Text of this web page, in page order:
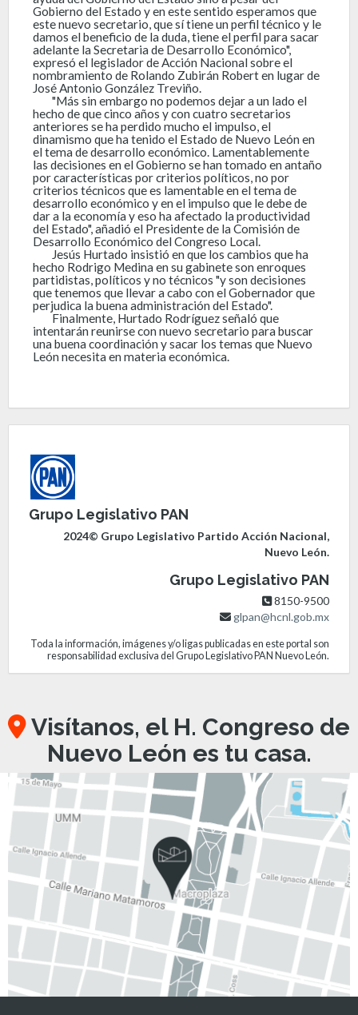
Gobierno del Estado y en este sentido esperamos que
este nuevo secretario, que sí tiene un perfil técnico y le
damos el beneficio de la duda, tiene el perfil para sacar
adelante la Secretaria de Desarrollo Económico",
expresó el legislador de Acción Nacional sobre el
nombramiento de Rolando Zubirán Robert en lugar de
José Antonio González Treviño.
"Más sin embargo no podemos dejar a un lado el
hecho de que cinco años y con cuatro secretarios
anteriores se ha perdido mucho el impulso, el
dinamismo que ha tenido el Estado de Nuevo León en
el tema de desarrollo económico. Lamentablemente
las decisiones en el Gobierno se han tomado en antaño
por características por criterios políticos, no por
criterios técnicos que es lamentable en el tema de
desarrollo económico y en el impulso que le debe de
dar a la economía y eso ha afectado la productividad
del Estado", añadió el Presidente de la Comisión de
Desarrollo Económico del Congreso Local.
Jesús Hurtado insistió en que los cambios que ha
hecho Rodrigo Medina en su gabinete son enroques
partidistas, políticos y no técnicos "y son decisiones
que tenemos que llevar a cabo con el Gobernador que
perjudica la buena administración del Estado".
Finalmente, Hurtado Rodríguez señaló que
intentarán reunirse con nuevo secretario para buscar
una buena coordinación y sacar los temas que Nuevo
León necesita en materia económica.
Grupo Legislativo PAN
2024© Grupo Legislativo Partido Acción Nacional,
Nuevo León.
Grupo Legislativo PAN
8150-9500
glpan@hcnl.gob.mx
Toda la información, imágenes y/o ligas publicadas en este portal son
responsabilidad exclusiva del Grupo Legislativo PAN Nuevo León.
Visítanos, el H. Congreso de
Nuevo León es tu casa.